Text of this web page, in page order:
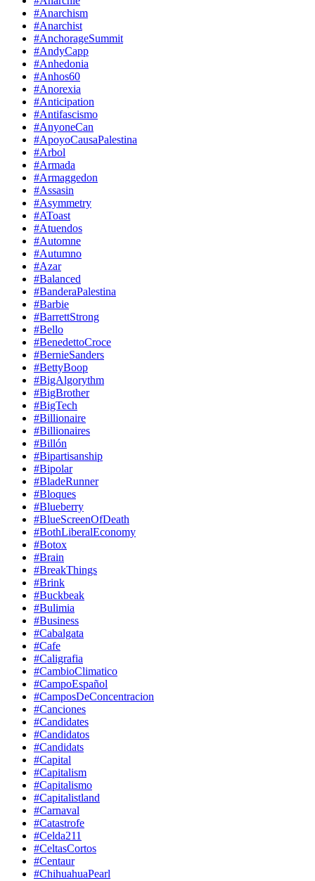
#Anarchism
#Anarchist
#AnchorageSummit
#AndyCapp
#Anhedonia
#Anhos60
#Anorexia
#Anticipation
#Antifascismo
#AnyoneCan
#ApoyoCausaPalestina
#Arbol
#Armada
#Armaggedon
#Assasin
#Asymmetry
#AToast
#Atuendos
#Automne
#Autumno
#Azar
#Balanced
#BanderaPalestina
#Barbie
#BarrettStrong
#Bello
#BenedettoCroce
#BernieSanders
#BettyBoop
#BigAlgorythm
#BigBrother
#BigTech
#Billionaire
#Billionaires
#Billón
#Bipartisanship
#Bipolar
#BladeRunner
#Bloques
#Blueberry
#BlueScreenOfDeath
#BothLiberalEconomy
#Botox
#Brain
#BreakThings
#Brink
#Buckbeak
#Bulimia
#Business
#Cabalgata
#Cafe
#Caligrafia
#CambioClimatico
#CampoEspañol
#CamposDeConcentracion
#Canciones
#Candidates
#Candidatos
#Candidats
#Capital
#Capitalism
#Capitalismo
#Capitalistland
#Carnaval
#Catastrofe
#Celda211
#CeltasCortos
#Centaur
#ChihuahuaPearl